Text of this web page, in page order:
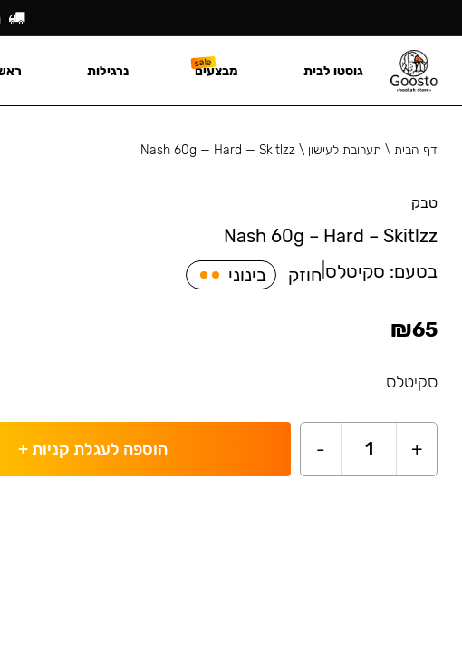
דף הבית\ תערובת לעישון \
Nash 60g — Hard — Skitlzz
טבק
Nash 60g – Hard – Skitlzz
בטעם: סקיטלס חוזק בינוני
₪65
סקיטלס
+
1
- הוספה לעגלת קניות+
גוסטו לבית מבצעים נרגילות